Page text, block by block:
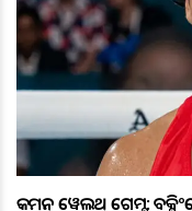
କମନ୍ ୱେଲଥ୍ ଗେମ୍ସ: